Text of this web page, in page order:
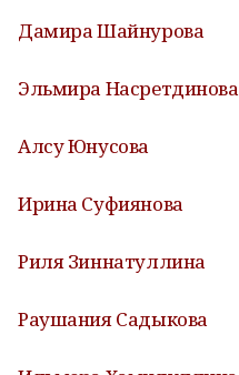
Дамира Шайнурова
Эльмира Насретдинова
Алсу Юнусова
Ирина Суфиянова
Риля Зиннатуллина
Раушания Садыкова